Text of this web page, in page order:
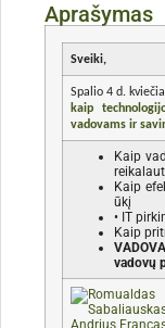
Aprašymas
Sveiki,
Spalio 4 d.
kaip
vadovams ir
Kaip
Kaip
ūkį
• IT
Kaip
vadovų